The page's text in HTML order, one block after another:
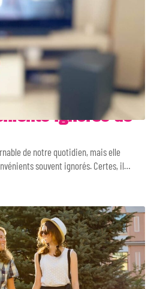
ignorés de
de notre quotidien, mais elle
souvent ignorés. Certes, il…